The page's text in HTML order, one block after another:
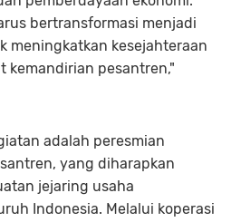
bertransformasi menjadi
meningkatkan kesejahteraan
kemandirian pesantren,"
adalah peresmian
yang diharapkan
jejaring usaha
Indonesia. Melalui koperasi